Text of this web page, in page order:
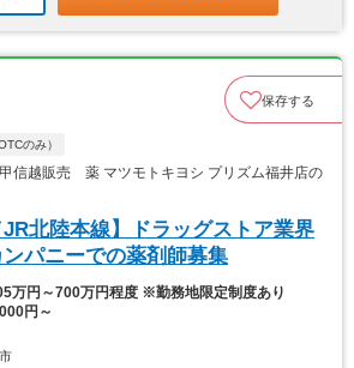
保存する
のみ）
信越販売 薬 マツモトキヨシ プリズム福井店の
JR北陸本線】ドラッグストア業界
パニーでの薬剤師募集
万円～700万円程度 ※勤務地限定制度あり
円～